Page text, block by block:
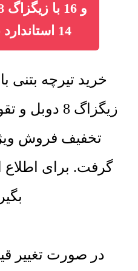
14 استاندارد به سبد خرید
تخفیف فروش
گرفت. برای
در صورت تغییر